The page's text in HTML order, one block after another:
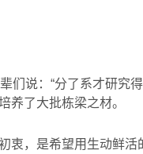
们说：“分了系才研究
养了大批栋梁之材。
衷，是希望用生动鲜活